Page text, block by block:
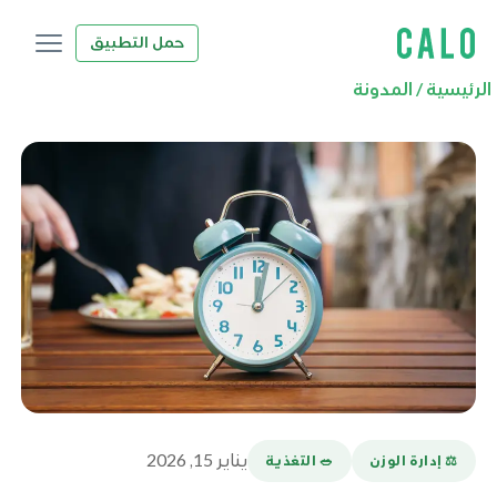
حمل التطبيق
الرئيسية/ المدونة
⚖️ إدارة الوزن 🥗 التغذية يناير 15, 2026